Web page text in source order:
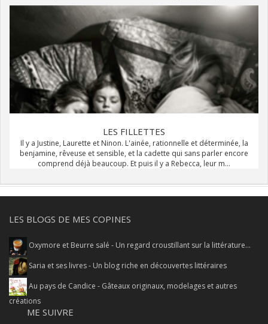
LES FILLETTES
Il y a Justine, Laurette et Ninon. L'ainée, rationnelle et déterminée, la
benjamine, rêveuse et sensible, et la cadette qui sans parler encore
comprend déjà beaucoup. Et puis il y a Rebecca, leur m...
LES BLOGS DE MES COPINES
Oxymore et Beurre salé - Un regard croustillant sur la littérature...
Saria et ses livres - Un blog riche en découvertes littéraires
Au pays de Candice - Gâteaux originaux, modelages et autres
créations
ME SUIVRE